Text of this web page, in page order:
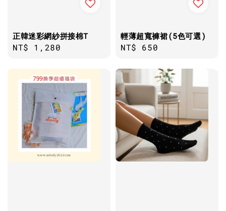
正韓迷彩網紗拼接棉T
Regular
NT$ 1,280
輕薄超寬褲裙(5色可選)
Regular
NT$ 650